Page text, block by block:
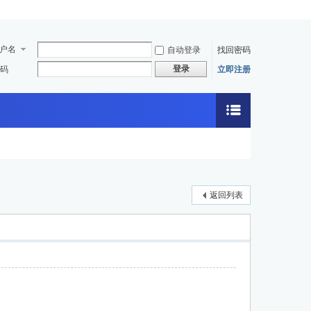
名 自动登录
找回密码
登录 立即注册
返回列表